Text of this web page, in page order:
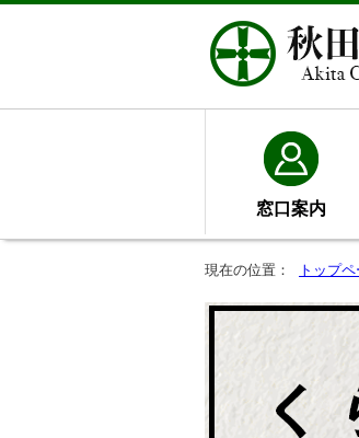
窓口案内
現在の位置： トップ